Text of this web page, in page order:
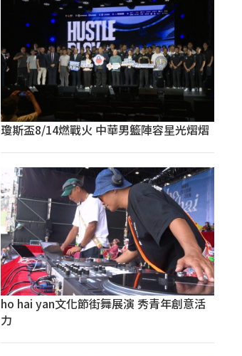
瓊斯盃8/14燃戰火 中華男籃陣容星光熠熠
ho hai yan文化節街舞展演 秀青年創意活
力